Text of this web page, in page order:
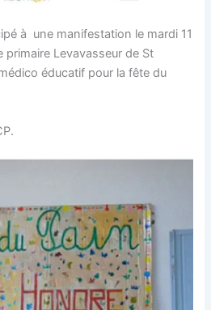
à une manifestation le mardi 11
primaire Levavasseur de St
éducatif pour la fête du